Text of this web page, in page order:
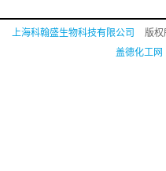
上海科翰盛生物科技有限公司 版权
盖德化工网